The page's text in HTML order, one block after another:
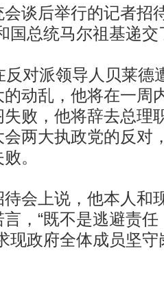
后举行的记者招
国总统马尔祖基递交
对派领导人贝莱德
动乱，他将在一周
败，他将辞去总理
两大执政党的反对
。
上说，他本人和
，“既不是逃避责
现政府全体成员坚